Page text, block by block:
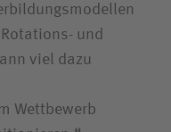
und
viel dazu
Wettbewerb